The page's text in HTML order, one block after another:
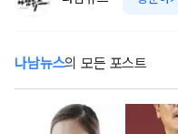
나남뉴스의 모든 포스트